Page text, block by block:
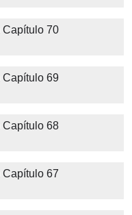
Capítulo 70
Capítulo 69
Capítulo 68
Capítulo 67